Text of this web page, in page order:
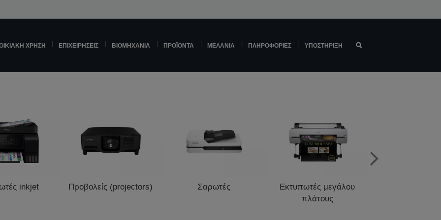
ΧΡΉΣΗ ΕΠΙΧΕΙΡΉΣΕΙΣ ΒΙΟΜΗΧΑΝΊΑ ΠΡΟΪΌΝΤΑ ΜΕΛΆΝΙΑ ΠΛΗΡΟΦΟΡΊΕΣ ΥΠΟΣΤΉΡΙΞΗ
inkjet Προβολείς (projectors) Σαρωτές
Εκτυπωτές μεγάλου
πλάτους